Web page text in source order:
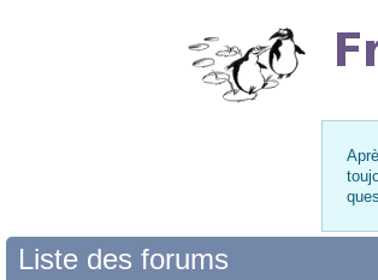
Liste des forums